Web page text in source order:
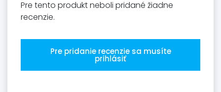
Pre tento produkt neboli pridané žiadne
recenzie.
Pre pridanie recenzie sa musíte
prihlásiť